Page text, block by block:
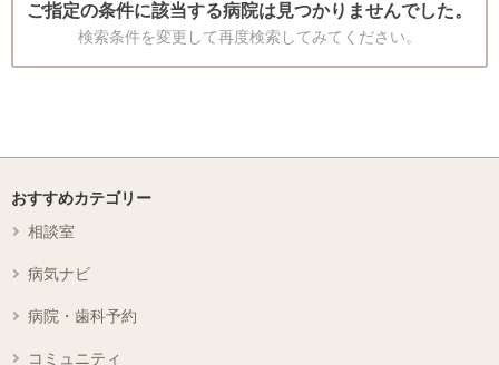
ご指定の条件に該当する病院は見つかりませんでした。
検索条件を変更して再度検索してみてください。
おすすめカテゴリー
相談室
病気ナビ
病院・歯科予約
コミュニティ